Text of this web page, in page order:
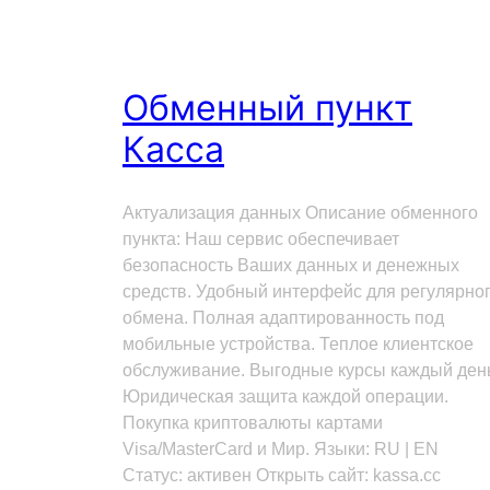
Обменный пункт
Касса
Актуализация данных Описание обменного
пункта: Наш сервис обеспечивает
безопасность Ваших данных и денежных
средств. Удобный интерфейс для
обмена. Полная адаптированность под
мобильные устройства. Теплое клиентское
обслуживание. Выгодные курсы каждый
Юридическая защита каждой операции.
Покупка криптовалюты картами
Visa/MasterCard и Мир. Языки: RU | EN
Статус: активен Открыть сайт: kassa.cc